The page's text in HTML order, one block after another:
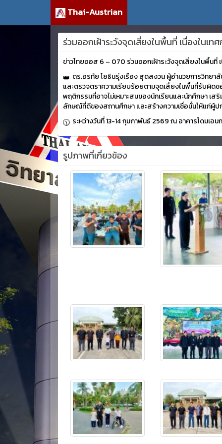
Thai-Austrian
ร่วมออกเฝ้าระวังจุดเสี่ยงในพื้นที่ เนื่องในเท
ข่าวไทยออส 6 – 070 ร่วมออกเฝ้าระวังจุดเสี่ยงในพื้นที่
ดร.อรทัย โยธินรุ่งเรือง สุดสงวน ผู้อำนวยการวิทยา
และตรวจตราความเรียบร้อยตามจุดเสี่ยงในพื้นที่รับผิดช
พฤติกรรมที่อาจไม่เหมาะสมของนักเรียนและนักศึกษา เ
ลักษณ์ที่ดีของสถานศึกษา และสร้างความเชื่อมั่นให้แก่ผู้
ระหว่างวันที่ 13-14 กุมภาพันธ์ 2569 ณ อาคารโดมเ
รูปภาพที่เกี่ยวข้อง